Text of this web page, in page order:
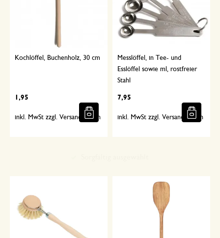
Kochlöffel, Buchenholz, 30 cm
1,95
inkl. MwSt zzgl. Versandkosten
Messlöffel, in Tee- und
Esslöffel sowie ml, rostfreier
Stahl
7,95
inkl. MwSt zzgl. Versandkosten